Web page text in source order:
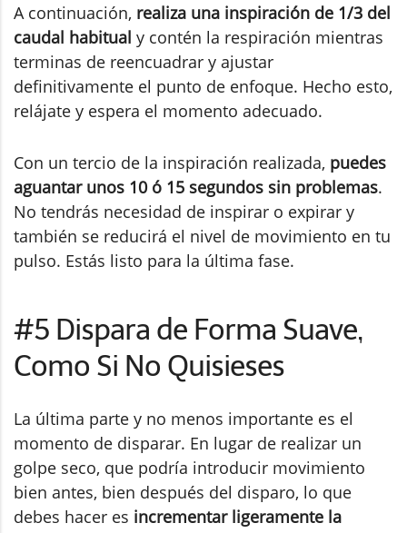
A continuación, realiza una inspiración de 1/3 del
caudal habitual y contén la respiración mientras
terminas de reencuadrar y ajustar
definitivamente el punto de enfoque. Hecho esto,
relájate y espera el momento adecuado.
Con un tercio de la inspiración realizada, puedes
aguantar unos 10 ó 15 segundos sin problemas.
No tendrás necesidad de inspirar o expirar y
también se reducirá el nivel de movimiento en tu
pulso. Estás listo para la última fase.
#5 Dispara de Forma Suave,
Como Si No Quisieses
La última parte y no menos importante es el
momento de disparar. En lugar de realizar un
golpe seco, que podría introducir movimiento
bien antes, bien después del disparo, lo que
debes hacer es incrementar ligeramente la